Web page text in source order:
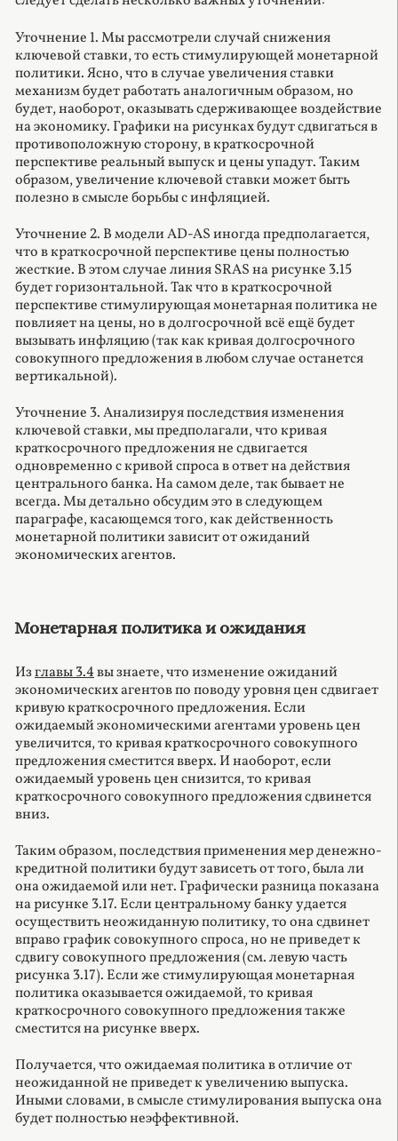
Уточнение 1. Мы рассмотрели случай снижения
ключевой ставки, то есть стимулирующей монетарной
политики. Ясно, что в случае увеличения ставки
механизм будет работать аналогичным образом, но
будет, наоборот, оказывать сдерживающее воздействие
на экономику. Графики на рисунках будут сдвигаться в
противоположную сторону, в краткосрочной
перспективе реальный выпуск и цены упадут. Таким
образом, увеличение ключевой ставки может быть
полезно в смысле борьбы с инфляцией.
Уточнение 2. В модели AD-AS иногда предполагается,
что в краткосрочной перспективе цены полностью
жесткие. В этом случае линия SRAS на рисунке 3.15
будет горизонтальной. Так что в краткосрочной
перспективе стимулирующая монетарная политика не
повлияет на цены, но в долгосрочной всё ещё будет
вызывать инфляцию (так как кривая долгосрочного
совокупного предложения в любом случае останется
вертикальной).
Уточнение 3. Анализируя последствия изменения
ключевой ставки, мы предполагали, что кривая
краткосрочного предложения не сдвигается
одновременно с кривой спроса в ответ на действия
центрального банка. На самом деле, так бывает не
всегда. Мы детально обсудим это в следующем
параграфе, касающемся того, как действенность
монетарной политики зависит от ожиданий
экономических агентов.
Монетарная политика и ожидания
Изглавы 3.4вы знаете, что изменение ожиданий
экономических агентов по поводу уровня цен сдвигает
кривую краткосрочного предложения. Если
ожидаемый экономическими агентами уровень цен
увеличится, то кривая краткосрочного совокупного
предложения сместится вверх. И наоборот, если
ожидаемый уровень цен снизится, то кривая
краткосрочного совокупного предложения сдвинется
вниз.
Таким образом, последствия применения мер денежно-
кредитной политики будут зависеть от того, была ли
она ожидаемой или нет. Графически разница показана
на рисунке 3.17. Если центральному банку удается
осуществить неожиданную политику, то она сдвинет
вправо график совокупного спроса, но не приведет к
сдвигу совокупного предложения (см. левую часть
рисунка 3.17). Если же стимулирующая монетарная
политика оказывается ожидаемой, то кривая
краткосрочного совокупного предложения также
сместится на рисунке вверх.
Получается, что ожидаемая политика в отличие от
неожиданной не приведет к увеличению выпуска.
Иными словами, в смысле стимулирования выпуска она
будет полностью неэффективной.